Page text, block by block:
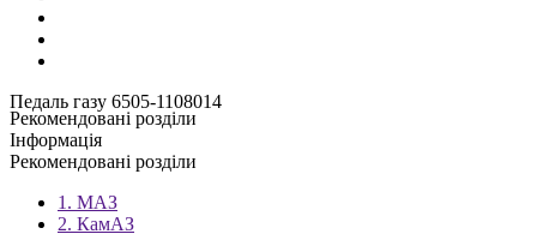
Педаль газу 6505-1108014
Рекомендовані розділи
Інформація
Рекомендовані розділи
1. МАЗ
2. КамАЗ